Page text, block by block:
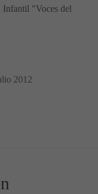
Infantil "Voces del
2012
seguro!
de la Radio